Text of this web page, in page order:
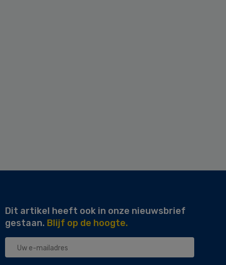
Dit artikel heeft ook in onze nieuwsbrief
gestaan. Blijf op de hoogte.
Uw